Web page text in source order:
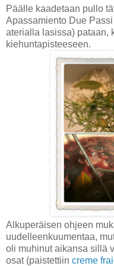
Päälle kaadetaan pullo
Apassamiento Due
aterialla lasissa) pataan,
kiehuntapisteeseen.
Alkuperäisen ohjeen
uudelleenkuumentaa,
oli muhinut aikansa sillä
osat (paistettiin creme